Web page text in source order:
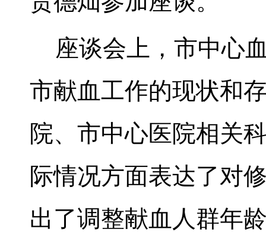
座谈会上，市中心
市献血工作的现状和
院、市中心医院相关
际情况方面表达了对
出了调整献血人群年